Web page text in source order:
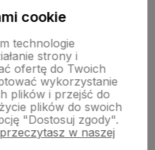
cookie
technologie
strony i
ofertę do Twoich
wykorzystanie
plików i przejść do
plików do swoich
"Dostosuj zgody".
w naszej